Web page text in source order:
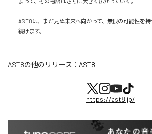
AST8は、まだ見ぬ未来へ向かって、無限の可能性を
続けます。
AST8の他のリリース： AST8
https://ast8.jp/